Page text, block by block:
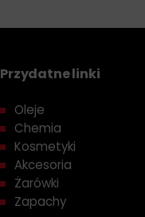
Przydatne linki
Oleje
Chemia
Kosmetyki
Akcesoria
Żarówki
Zapachy